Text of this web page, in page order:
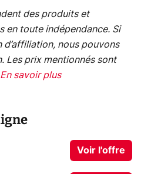
des produits et
en toute indépendance. Si
d’affiliation, nous pouvons
Les prix mentionnés sont
En savoir plus
Voir l'offre